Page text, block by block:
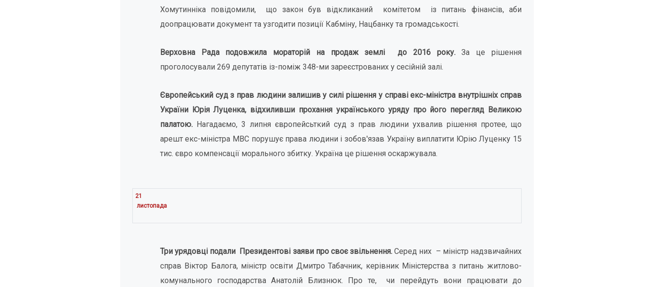
Хомутинніка повідомили, що закон був відкликаний комітетом із питань фінансів, аби
доопрацювати документ та узгодити позиції Кабміну, Нацбанку та громадськості.
Верховна Рада подовжила мораторій на продаж землі до 2016 року.За це рішення
проголосували 269 депутатів із-поміж 348-ми зареєстрованих у сесійній залі.
Європейський суд з прав людини залишив у силі рішення у справі екс-міністра внутрішніх справ
України Юрія Луценка, відхиливши прохання українського уряду про його перегляд Великою
палатою. Нагадаємо, 3 липня європейсьткий суд з прав людини ухвалив рішення протее, що
арешт екс-міністра МВС порушує права людини і зобов'язав Україну виплатити Юрію Луценку 15
тис. євро компенсації морального збитку. Україна це рішення оскаржувала.
21
листопада
Три урядовці подали Президентові заяви про своє звільнення.Серед них – міністр надзвичайних
справ Віктор Балога, міністр освіти Дмитро Табачник, керівник Міністерства з питань житлово-
комунального господарства Анатолій Близнюк. Про те, чи перейдуть вони працювати до